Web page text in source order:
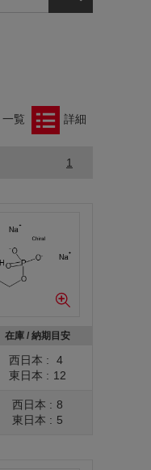
一覧 詳細
1
在庫 / 納期目安
西日本 :
4
東日本 : 12
西日本 : 8
東日本 : 5